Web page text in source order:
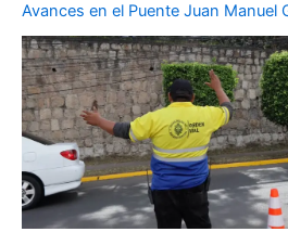
Avances en el Puente Juan Manuel